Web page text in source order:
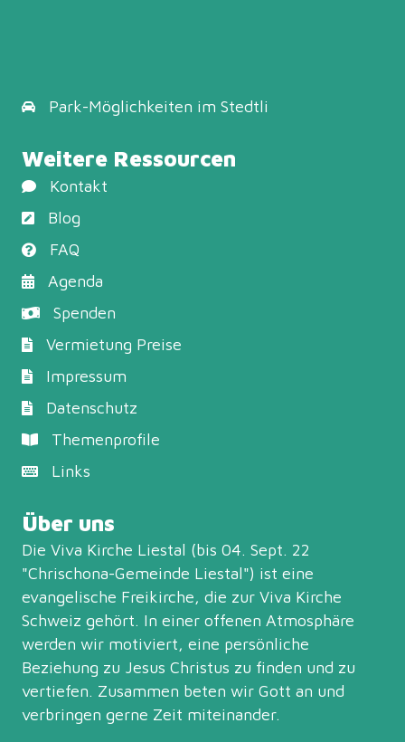
Park-Möglichkeiten im Stedtli
Weitere Ressourcen
Kontakt
Blog
FAQ
Agenda
Spenden
Vermietung Preise
Impressum
Datenschutz
Themenprofile
Links
Über uns
Die Viva Kirche Liestal (bis 04. Sept. 22
"Chrischona-Gemeinde Liestal") ist eine
evangelische Freikirche, die zur Viva Kirche
Schweiz gehört. In einer offenen Atmosphäre
werden wir motiviert, eine persönliche
Beziehung zu Jesus Christus zu finden und zu
vertiefen. Zusammen beten wir Gott an und
verbringen gerne Zeit miteinander.